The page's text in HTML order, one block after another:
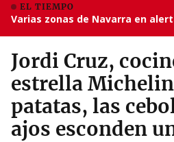
EL TIEMPO
Varias zonas de Navarra en
Jordi Cruz,
estrella
patatas, las
ajos esconden